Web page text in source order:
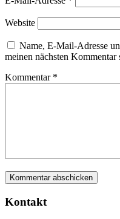
Website
Name, E-Mail-Adresse
meinen nächsten Kommentar
Kommentar *
Kontakt